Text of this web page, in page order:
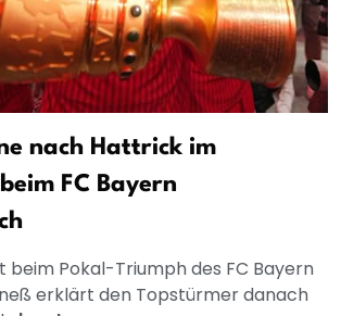
nach Hattrick im
FC Bayern
beim Pokal-Triumph des FC Bayern
erklärt den Topstürmer danach